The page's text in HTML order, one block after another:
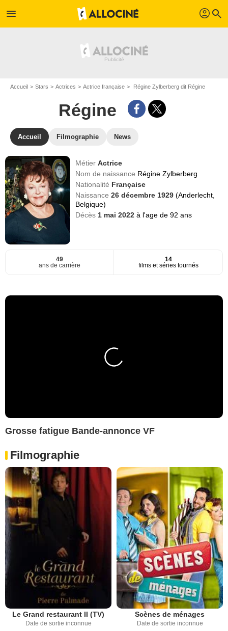
menu profil search
Accueil Stars Actrices Actrice française Régine Zylberberg dit Régine
Régine
Accueil Filmographie News
MétierActrice
Nom de naissance Régine Zylberberg
Nationalité Française
Naissance26 décembre 1929(Anderlecht,
Belgique)
Décès 1 mai 2022à l'age de 92 ans
49
ans de carrière
14
films et séries tournés
Grosse fatigue Bande-annonce VF
Filmographie
Le Grand restaurant II (TV)
Date de sortie inconnue
Scènes de ménages
Date de sortie inconnue